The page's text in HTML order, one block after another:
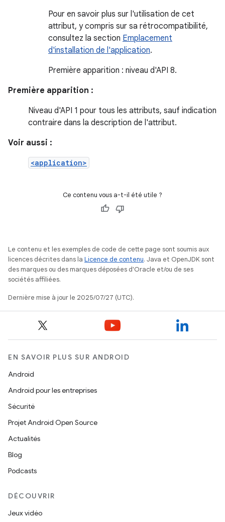
Pour en savoir plus sur l'utilisation de cet
attribut, y compris sur sa rétrocompatibilité,
consultez la section Emplacement
d'installation de l'application.
Première apparition : niveau d'API 8.
Première apparition :
Niveau d'API 1 pour tous les attributs, sauf indication
contraire dans la description de l'attribut.
Voir aussi :
<application>
Ce contenu vous a-t-il été utile ?
Le contenu et les exemples de code de cette page sont soumis aux
licences décrites dans la Licence de contenu. Java et OpenJDK sont
des marques ou des marques déposées d'Oracle et/ou de ses
sociétés affiliées.
Dernière mise à jour le 2025/07/27 (UTC).
EN SAVOIR PLUS SUR ANDROID
Android
Android pour les entreprises
Sécurité
Projet Android Open Source
Actualités
Blog
Podcasts
DÉCOUVRIR
Jeux vidéo